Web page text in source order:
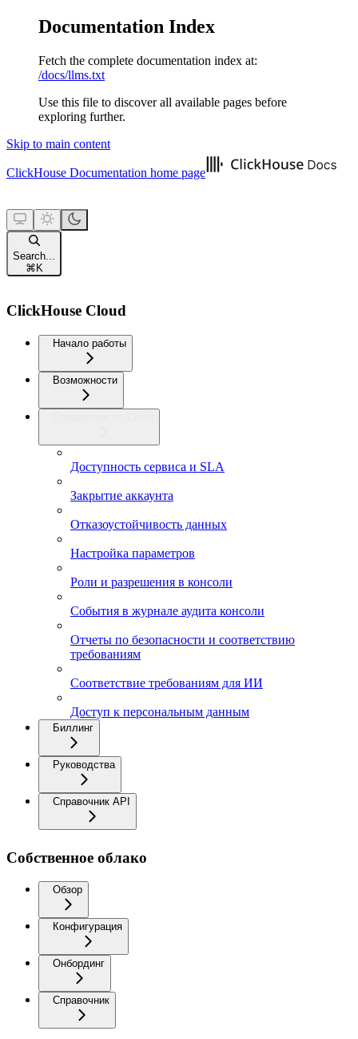
Documentation Index
Fetch the complete documentation index at:
/docs/llms.txt
Use this file to discover all available pages before
exploring further.
Skip to main content
ClickHouse Documentation home page
Search...
⌘ K
ClickHouse Cloud
Начало работы
Возможности
Доступность сервиса и SLA
Закрытие аккаунта
Отказоустойчивость данных
Настройка параметров
Роли и разрешения в консоли
События в журнале аудита консоли
Отчеты по безопасности и соответствию
требованиям
Соответствие требованиям для ИИ
Доступ к персональным данным
Биллинг
Руководства
Справочник API
Собственное облако
Обзор
Конфигурация
Онбординг
Справочник